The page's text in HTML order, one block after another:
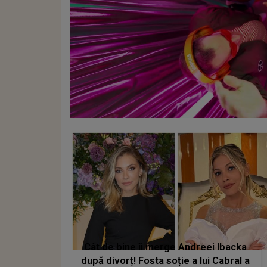
Cât de bine îi merge Andreei Ibacka
după divorț! Fosta soție a lui Cabral a